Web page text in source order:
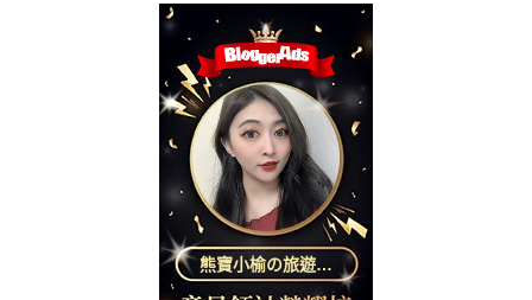
熊寶小榆の旅遊日
記